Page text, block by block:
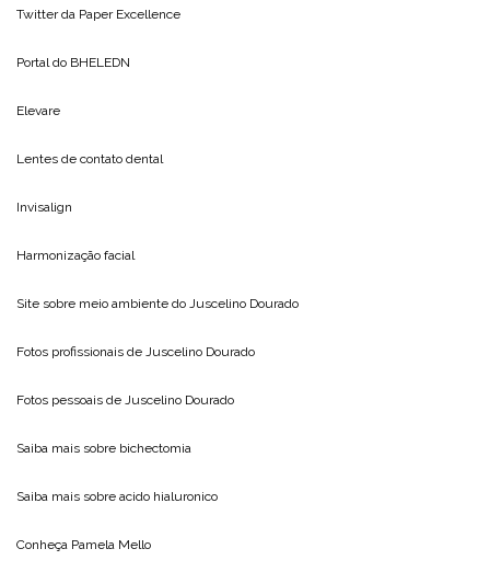
Twitter da Paper Excellence
Portal do BHELEDN
Elevare
Lentes de contato dental
Invisalign
Harmonização facial
Site sobre meio ambiente do Juscelino Dourado
Fotos profissionais de Juscelino Dourado
Fotos pessoais de Juscelino Dourado
Saiba mais sobre bichectomia
Saiba mais sobre acido hialuronico
Conheça Pamela Mello